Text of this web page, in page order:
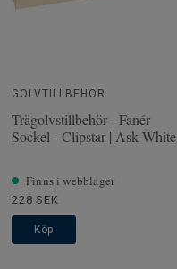
GOLVTILLBEHÖR
Trägolvstillbehör - Fanér
Sockel - Clipstar | Ask White
Finns i webblager
228 SEK
Köp